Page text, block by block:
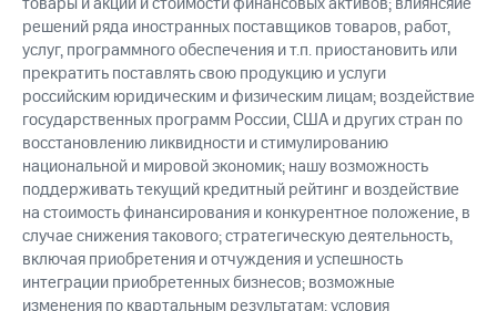
решений ряда иностранных поставщиков товаров, работ,
услуг, программного обеспечения и т.п. приостановить или
прекратить поставлять свою продукцию и услуги
российским юридическим и физическим лицам; воздействие
государственных программ России, США и других стран по
восстановлению ликвидности и стимулированию
национальной и мировой экономик; нашу возможность
поддерживать текущий кредитный рейтинг и воздействие
на стоимость финансирования и конкурентное положение, в
случае снижения такового; стратегическую деятельность,
включая приобретения и отчуждения и успешность
интеграции приобретенных бизнесов; возможные